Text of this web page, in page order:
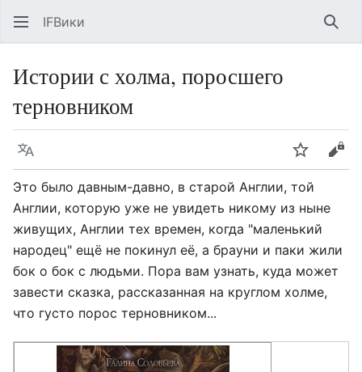
IFВики
Истории с холма, поросшего
терновником
Язык Следить
Это было давным-давно, в старой Англии, той
Англии, которую уже не увидеть никому из ныне
живущих, Англии тех времен, когда "маленький
народец" ещё не покинул её, а брауни и паки жили
бок о бок с людьми. Пора вам узнать, куда может
завести сказка, рассказанная на круглом холме,
что густо порос терновником...